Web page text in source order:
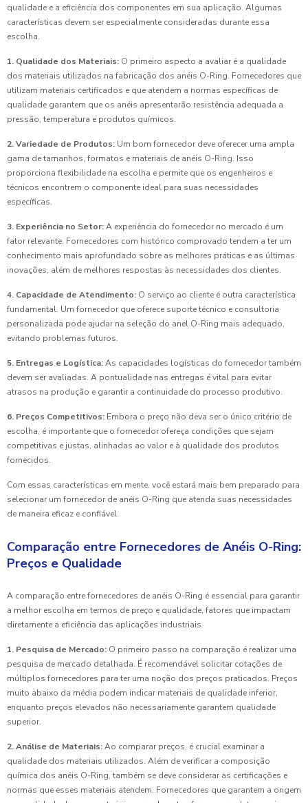
qualidade e a eficiência dos componentes em sua aplicação. Algumas
características devem ser especialmente consideradas durante essa
escolha.
1. Qualidade dos Materiais: O primeiro aspecto a avaliar é a qualidade
dos materiais utilizados na fabricação dos anéis O-Ring. Fornecedores que
utilizam materiais certificados e que atendem a normas específicas de
qualidade garantem que os anéis apresentarão resistência adequada a
pressão, temperatura e produtos químicos.
2. Variedade de Produtos: Um bom fornecedor deve oferecer uma ampla
gama de tamanhos, formatos e materiais de anéis O-Ring. Isso
proporciona flexibilidade na escolha e permite que os engenheiros e
técnicos encontrem o componente ideal para suas necessidades
específicas.
3. Experiência no Setor:A experiência do fornecedor no mercado é um
fator relevante. Fornecedores com histórico comprovado tendem a ter um
conhecimento mais aprofundado sobre as melhores práticas e as últimas
inovações, além de melhores respostas às necessidades dos clientes.
4. Capacidade de Atendimento: O serviço ao cliente é outra característica
fundamental. Um fornecedor que oferece suporte técnico e consultoria
personalizada pode ajudar na seleção do anel O-Ring mais adequado,
evitando problemas futuros.
5. Entregas e Logística:As capacidades logísticas do fornecedor também
devem ser avaliadas. A pontualidade nas entregas é vital para evitar
atrasos na produção e garantir a continuidade do processo produtivo.
6. Preços Competitivos: Embora o preço não deva ser o único critério de
escolha, é importante que o fornecedor ofereça condições que sejam
competitivas e justas, alinhadas ao valor e à qualidade dos produtos
fornecidos.
Com essas características em mente, você estará mais bem preparado para
selecionar um fornecedor de anéis O-Ring que atenda suas necessidades
de maneira eficaz e confiável.
Comparação entre Fornecedores de Anéis O-Ring:
Preços e Qualidade
A comparação entre fornecedores de anéis O-Ring é essencial para garantir
a melhor escolha em termos de preço e qualidade, fatores que impactam
diretamente a eficiência das aplicações industriais.
1. Pesquisa de Mercado: O primeiro passo na comparação é realizar uma
pesquisa de mercado detalhada. É recomendável solicitar cotações de
múltiplos fornecedores para ter uma noção dos preços praticados. Preços
muito abaixo da média podem indicar materiais de qualidade inferior,
enquanto preços elevados não necessariamente garantem qualidade
superior.
2. Análise de Materiais:Ao comparar preços, é crucial examinar a
qualidade dos materiais utilizados. Além de verificar a composição
química dos anéis O-Ring, também se deve considerar as certificações e
normas que esses materiais atendem. Fornecedores que garantem a origem